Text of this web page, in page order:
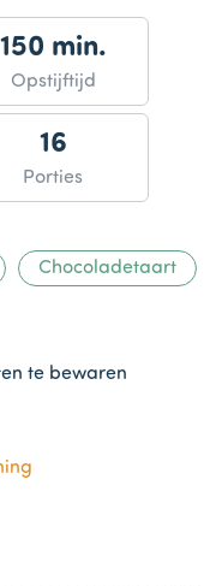
150 min.
Opstijftijd
16
Porties
Chocoladetaart
te bewaren